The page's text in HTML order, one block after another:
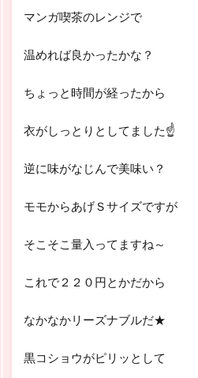
マンガ喫茶のレンジで
温めれば良かったかな？
ちょっと時間が経ったから
衣がしっとりとしてました☝
逆に味がなじんで美味い？
モモからあげＳサイズですが
そこそこ量入ってますね～
これで２２０円とかだから
なかなかリーズナブルだ★
黒コショウがピリッとして